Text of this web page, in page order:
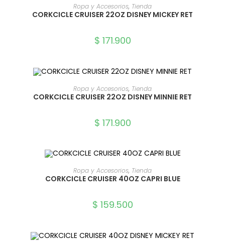
SELECCIONAR OPCIONES
Ropa y Accesorios, Tienda
CORKCICLE CRUISER 22OZ DISNEY MICKEY RET
$ 171.900
SELECCIONAR OPCIONES
Ropa y Accesorios, Tienda
CORKCICLE CRUISER 22OZ DISNEY MINNIE RET
$ 171.900
SELECCIONAR OPCIONES
Ropa y Accesorios, Tienda
CORKCICLE CRUISER 40OZ CAPRI BLUE
$ 159.500